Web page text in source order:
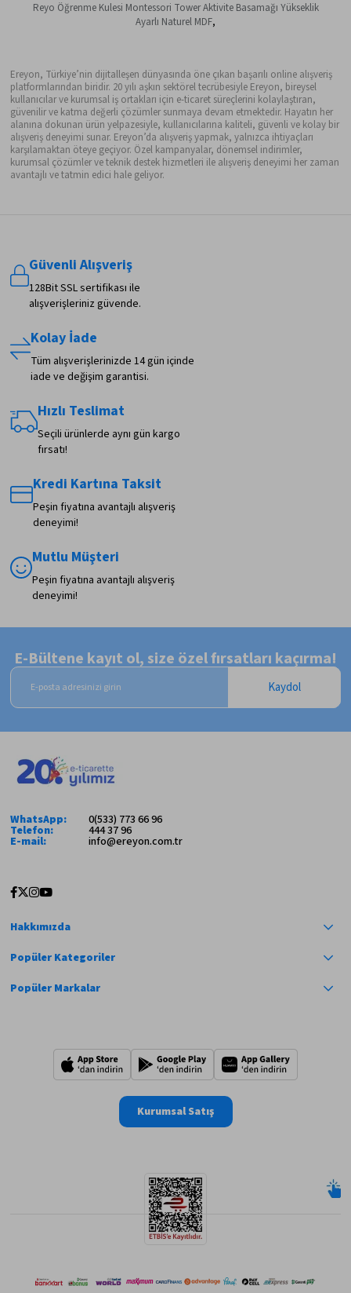
Reyo Öğrenme Kulesi Montessori Tower Aktivite Basamağı Yükseklik
Ayarlı Naturel MDF,
Ereyon, Türkiye’nin dijitalleşen dünyasında öne çıkan başarılı online alışveriş
platformlarından biridir. 20 yılı aşkın sektörel tecrübesiyle Ereyon, bireysel
kullanıcılar ve kurumsal iş ortakları için e-ticaret süreçlerini kolaylaştıran,
güvenilir ve katma değerli çözümler sunmaya devam etmektedir. Hayatın her
alanına dokunan ürün yelpazesiyle, kullanıcılarına kaliteli, güvenli ve kolay bir
alışveriş deneyimi sunar. Ereyon’da alışveriş yapmak, yalnızca ihtiyaçları
karşılamaktan öteye geçiyor. Özel kampanyalar, dönemsel indirimler,
kurumsal çözümler ve teknik destek hizmetleri ile alışveriş deneyimi her zaman
avantajlı ve tatmin edici hale geliyor.
Güvenli Alışveriş
128Bit SSL sertifikası ile
alışverişleriniz güvende.
Kolay İade
Tüm alışverişlerinizde 14 gün içinde
iade ve değişim garantisi.
Hızlı Teslimat
Seçili ürünlerde aynı gün kargo
fırsatı!
Kredi Kartına Taksit
Peşin fiyatına avantajlı alışveriş
deneyimi!
Mutlu Müşteri
Peşin fiyatına avantajlı alışveriş
deneyimi!
E-Bültene kayıt ol, size özel fırsatları kaçırma!
Kaydol
WhatsApp: 0(533) 773 66 96
Telefon: 444 37 96
E-mail: info@ereyon.com.tr
Hakkımızda
Popüler Kategoriler
Popüler Markalar
Kurumsal Satış